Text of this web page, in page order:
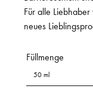
Für alle
neues
Füllmenge
50 ml